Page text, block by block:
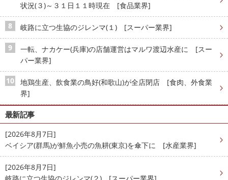
状況(３)～３１日１１時現在 [食品業界]
岐路に立つ生協のジレンマ(１) [スーパー業界]
一転、ナカケー(兵庫)の店舗運営はマルワ渡辺水産に [スー
パー業界]
地鶏生産、飲食業の鳥好(和歌山)が全店閉店 [食肉、外食業
界]
最新記事
[2026年8月7日]
ベイシア(群馬)が鮮魚小売の魚耕(東京)を傘下に [水産業界]
[2026年8月7日]